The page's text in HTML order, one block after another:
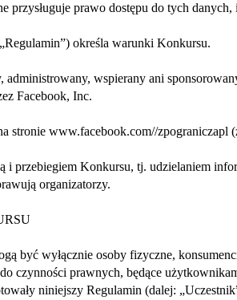
przysługuje prawo dostępu do tych
określa warunki Konkursu.
wspierany ani
Facebook, Inc.
stronie www.facebook.com//zpograniczapl
i przebiegiem Konkursu, tj. udzielaniem
organizatorzy.
być wyłącznie osoby fizyczne,
do czynności prawnych, będące
niniejszy Regulamin (dalej: